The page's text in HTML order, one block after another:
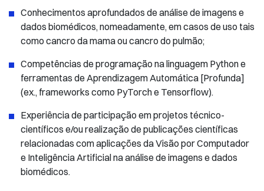
Conhecimentos aprofundados de análise de imagens e
dados biomédicos, nomeadamente, em casos de uso tais
como cancro da mama ou cancro do pulmão;
Competências de programação na linguagem Python e
ferramentas de Aprendizagem Automática [Profunda]
(ex., frameworks como PyTorch e Tensorflow).
Experiência de participação em projetos técnico-
científicos e/ou realização de publicações científicas
relacionadas com aplicações da Visão por Computador
e Inteligência Artificial na análise de imagens e dados
biomédicos.